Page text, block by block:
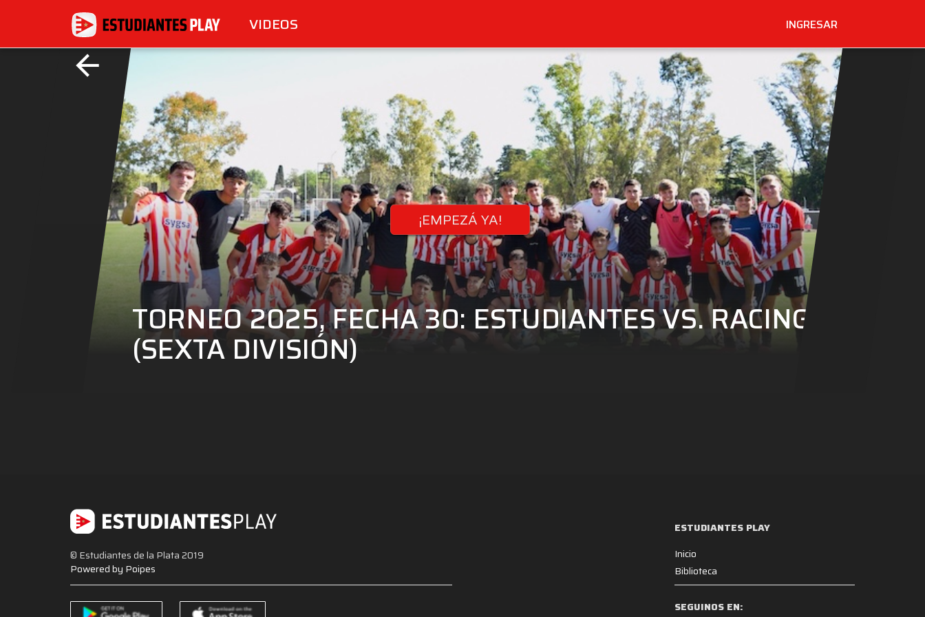
VIDEOS INGRESAR
arrow_back
TORNEO 2025, FECHA 30: ESTUDIANTES VS. RACING
(SEXTA DIVISIÓN)
¡EMPEZÁ YA!
© Estudiantes de la Plata 2019
Powered by Poipes
ESTUDIANTES PLAY
Inicio
Biblioteca
SEGUINOS EN: